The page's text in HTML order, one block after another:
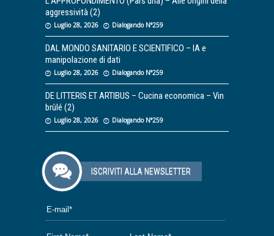
aggressività (2)
Luglio 28, 2026 Dialogando N°259
DAL MONDO SANITARIO E SCIENTIFICO – IA e
manipolazione di dati
Luglio 28, 2026 Dialogando N°259
DE LITTERIS ET ARTIBUS – Cucina economica – Vin
brûlé (2)
Luglio 28, 2026 Dialogando N°259
ISCRIVITI ALLA NEWSLETTER